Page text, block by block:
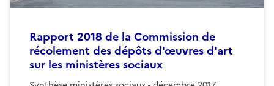
Rapport 2018 de la Commission de
récolement des dépôts d'œuvres d'art
sur les ministères sociaux